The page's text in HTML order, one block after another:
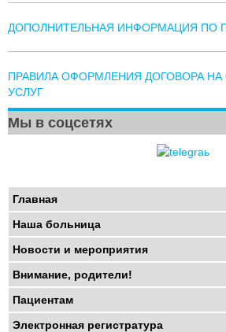
ДОПОЛНИТЕЛЬНАЯ ИНФОРМАЦИЯ ПО
ПРАВИЛА ОФОРМЛЕНИЯ ДОГОВОРА НА
УСЛУГ
Мы в соцсетях
Главная
Наша больница
Новости и мероприятия
Внимание, родители!
Пациентам
Электронная регистратура